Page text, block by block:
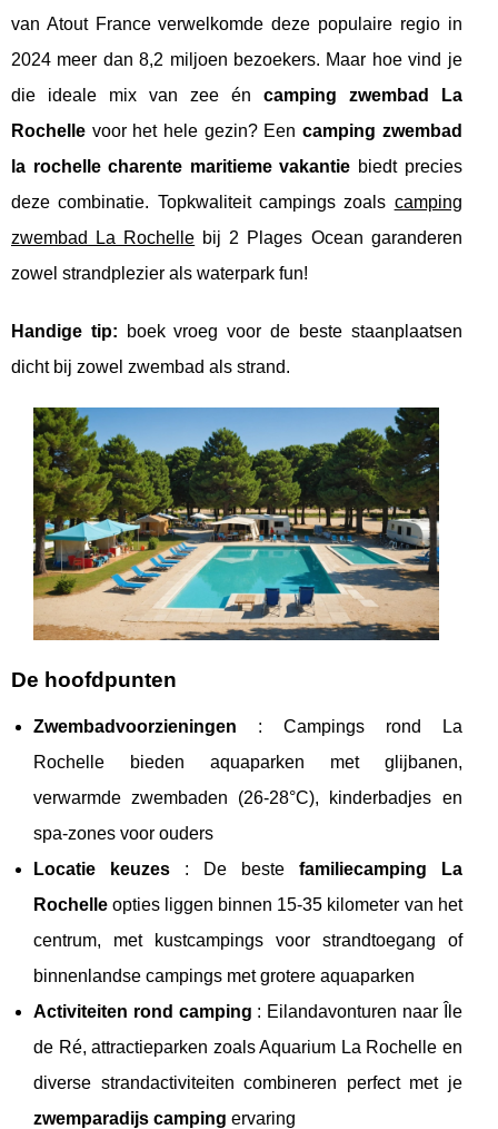
van Atout France verwelkomde deze populaire regio in
2024 meer dan 8,2 miljoen bezoekers. Maar hoe vind je
die ideale mix van zee én camping zwembad La
Rochelle voor het hele gezin? Een camping zwembad
la rochelle charente maritieme vakantie biedt precies
deze combinatie. Topkwaliteit campings zoals camping
zwembad La Rochelle bij 2 Plages Ocean garanderen
zowel strandplezier als waterpark fun!
Handige tip: boek vroeg voor de beste staanplaatsen
dicht bij zowel zwembad als strand.
De hoofdpunten
Zwembadvoorzieningen
: Campings rond La
Rochelle bieden aquaparken met glijbanen,
verwarmde zwembaden (26-28°C), kinderbadjes en
spa-zones voor ouders
Locatie keuzes: De beste familiecamping La
Rochelle opties liggen binnen 15-35 kilometer van het
centrum, met kustcampings voor strandtoegang of
binnenlandse campings met grotere aquaparken
Activiteiten rond camping : Eilandavonturen naar Île
de Ré, attractieparken zoals Aquarium La Rochelle en
diverse strandactiviteiten combineren perfect met je
zwemparadijs camping ervaring